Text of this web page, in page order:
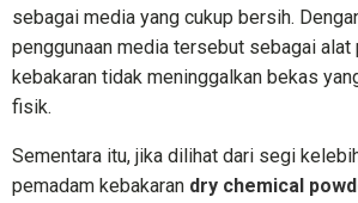
sebagai media yang cukup bersih.
penggunaan media tersebut sebagai alat
kebakaran tidak meninggalkan bekas
fisik.
Sementara itu, jika dilihat dari segi
pemadam kebakaran dry chemical